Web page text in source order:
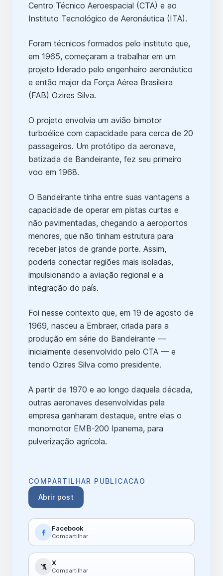
Centro Técnico Aeroespacial (CTA) e ao
Instituto Tecnológico de Aeronáutica (ITA).
Foram técnicos formados pelo instituto que,
em 1965, começaram a trabalhar em um
projeto liderado pelo engenheiro aeronáutico
e então major da Força Aérea Brasileira
(FAB) Ozires Silva.
O projeto envolvia um avião bimotor
turboélice com capacidade para cerca de 20
passageiros. Um protótipo da aeronave,
batizada de Bandeirante, fez seu primeiro
voo em 1968.
O Bandeirante tinha entre suas vantagens a
capacidade de operar em pistas curtas e
não pavimentadas, chegando a aeroportos
menores, que não tinham estrutura para
receber jatos de grande porte. Assim,
poderia conectar regiões mais isoladas,
impulsionando a aviação regional e a
integração do país.
Foi nesse contexto que, em 19 de agosto de
1969, nasceu a Embraer, criada para a
produção em série do Bandeirante —
inicialmente desenvolvido pelo CTA — e
tendo Ozires Silva como presidente.
A partir de 1970 e ao longo daquela década,
outras aeronaves desenvolvidas pela
empresa ganharam destaque, entre elas o
monomotor EMB-200 Ipanema, para
pulverização agrícola.
COMPARTILHAR PUBLICACAO
Abrir post
Facebook
Compartilhar
X
Compartilhar